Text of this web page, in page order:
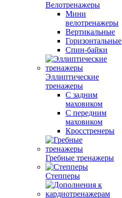
Велотренажеры
Мини
велотренажеры
Вертикальные
Горизонтальные
Спин-байки
Эллиптические
тренажеры
С задним
маховиком
С передним
маховиком
Кросстренеры
Гребные тренажеры
Степперы